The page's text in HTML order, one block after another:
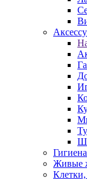
Живые